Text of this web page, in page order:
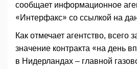
сообщает информационное
«Интерфакс» со ссылкой на
Как отмечает агентство, всего
значение контракта «на день
в Нидерландах – главной